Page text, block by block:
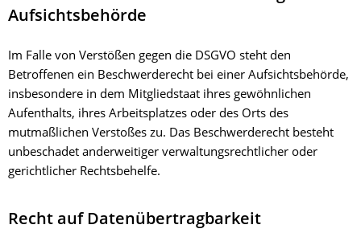
Aufsichts­behörde
Im Falle von Verstößen gegen die DSGVO steht den
Betroffenen ein Beschwerderecht bei einer Aufsichtsbehörde,
insbesondere in dem Mitgliedstaat ihres gewöhnlichen
Aufenthalts, ihres Arbeitsplatzes oder des Orts des
mutmaßlichen Verstoßes zu. Das Beschwerderecht besteht
unbeschadet anderweitiger verwaltungsrechtlicher oder
gerichtlicher Rechtsbehelfe.
Recht auf Daten­übertrag­barkeit